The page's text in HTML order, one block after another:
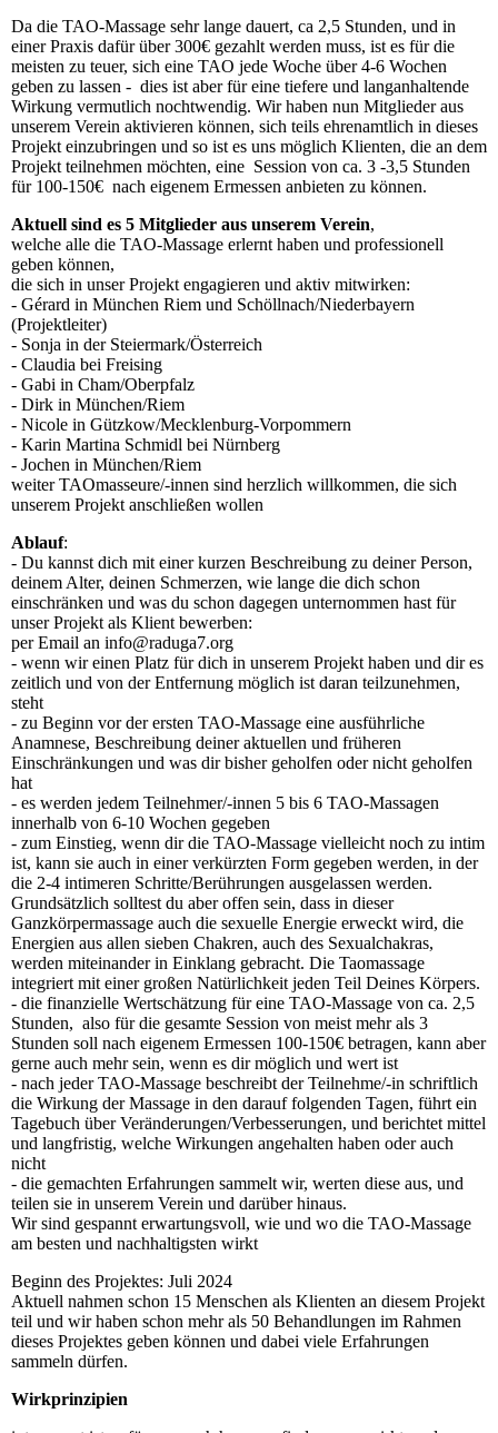
Da die TAO-Massage sehr lange dauert, ca 2,5 Stunden, und in
einer Praxis dafür über 300€ gezahlt werden muss, ist es für die
meisten zu teuer, sich eine TAO jede Woche über 4-6 Wochen
geben zu lassen - dies ist aber für eine tiefere und langanhaltende
Wirkung vermutlich nochtwendig. Wir haben nun Mitglieder aus
unserem Verein aktivieren können, sich teils ehrenamtlich in dieses
Projekt einzubringen und so ist es uns möglich Klienten, die an dem
Projekt teilnehmen möchten, eine Session von ca. 3 -3,5 Stunden
für 100-150€ nach eigenem Ermessen anbieten zu können.
Aktuell sind es 5 Mitglieder aus unserem Verein,
welche alle die TAO-Massage erlernt haben und professionell
geben können,
die sich in unser Projekt engagieren und aktiv mitwirken:
- Gérard in München Riem und Schöllnach/Niederbayern
(Projektleiter)
- Sonja in der Steiermark/Österreich
- Claudia bei Freising
- Gabi in Cham/Oberpfalz
- Dirk in München/Riem
- Nicole in Gützkow/Mecklenburg-Vorpommern
- Karin Martina Schmidl bei Nürnberg
- Jochen in München/Riem
weiter TAOmasseure/-innen sind herzlich willkommen, die sich
unserem Projekt anschließen wollen
Ablauf:
- Du kannst dich mit einer kurzen Beschreibung zu deiner Person,
deinem Alter, deinen Schmerzen, wie lange die dich schon
einschränken und was du schon dagegen unternommen hast für
unser Projekt als Klient bewerben:
per Email an info@raduga7.org
- wenn wir einen Platz für dich in unserem Projekt haben und dir es
zeitlich und von der Entfernung möglich ist daran teilzunehmen,
steht
- zu Beginn vor der ersten TAO-Massage eine ausführliche
Anamnese, Beschreibung deiner aktuellen und früheren
Einschränkungen und was dir bisher geholfen oder nicht geholfen
hat
- es werden jedem Teilnehmer/-innen 5 bis 6 TAO-Massagen
innerhalb von 6-10 Wochen gegeben
- zum Einstieg, wenn dir die TAO-Massage vielleicht noch zu intim
ist, kann sie auch in einer verkürzten Form gegeben werden, in der
die 2-4 intimeren Schritte/Berührungen ausgelassen werden.
Grundsätzlich solltest du aber offen sein, dass in dieser
Ganzkörpermassage auch die sexuelle Energie erweckt wird, die
Energien aus allen sieben Chakren, auch des Sexualchakras,
werden miteinander in Einklang gebracht. Die Taomassage
integriert mit einer großen Natürlichkeit jeden Teil Deines Körpers.
- die finanzielle Wertschätzung für eine TAO-Massage von ca. 2,5
Stunden, also für die gesamte Session von meist mehr als 3
Stunden soll nach eigenem Ermessen 100-150€ betragen, kann aber
gerne auch mehr sein, wenn es dir möglich und wert ist
- nach jeder TAO-Massage beschreibt der Teilnehme/-in schriftlich
die Wirkung der Massage in den darauf folgenden Tagen, führt ein
Tagebuch über Veränderungen/Verbesserungen, und berichtet mittel
und langfristig, welche Wirkungen angehalten haben oder auch
nicht
- die gemachten Erfahrungen sammelt wir, werten diese aus, und
teilen sie in unserem Verein und darüber hinaus.
Wir sind gespannt erwartungsvoll, wie und wo die TAO-Massage
am besten und nachhaltigsten wirkt
Beginn des Projektes: Juli 2024
Aktuell nahmen schon 15 Menschen als Klienten an diesem Projekt
teil und wir haben schon mehr als 50 Behandlungen im Rahmen
dieses Projektes geben können und dabei viele Erfahrungen
sammeln dürfen.
Wirkprinzipien